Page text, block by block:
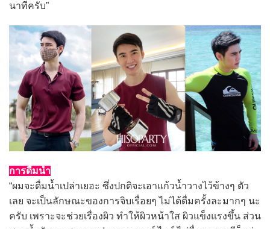
นาทีครับ”
การดื่มน้ำ
“ผมจะดื่มน้ำเปล่าเยอะ ซึ่งปกติจะเอาแก้วน้ำวางไว้ข้างๆ ตัว
เลย จะเป็นลักษณะของการจิบเรื่อยๆ ไม่ได้ดื่มครั้งละมากๆ นะ
ครับ เพราะจะช่วยเรื่องผิว ทำให้ผิวหน้าใส ผิวแข็งแรงขึ้น ส่วน